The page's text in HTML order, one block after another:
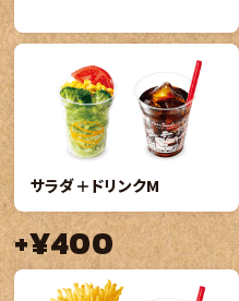
サラダ＋ドリンクM
+¥400